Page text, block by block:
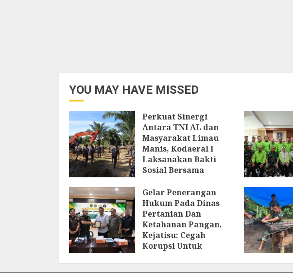
YOU MAY HAVE MISSED
Perkuat Sinergi
Antara TNI AL dan
Masyarakat Limau
Manis, Kodaeral I
Laksanakan Bakti
Sosial Bersama
6 AGUSTUS 2026
Gelar Penerangan
Hukum Pada Dinas
Pertanian Dan
Ketahanan Pangan,
Kejatisu: Cegah
Korupsi Untuk